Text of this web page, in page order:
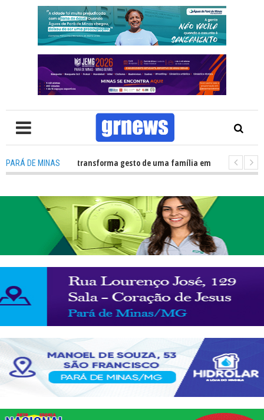
PARÁ DE MINAS
no HNSC transforma gesto de uma família em esperança para